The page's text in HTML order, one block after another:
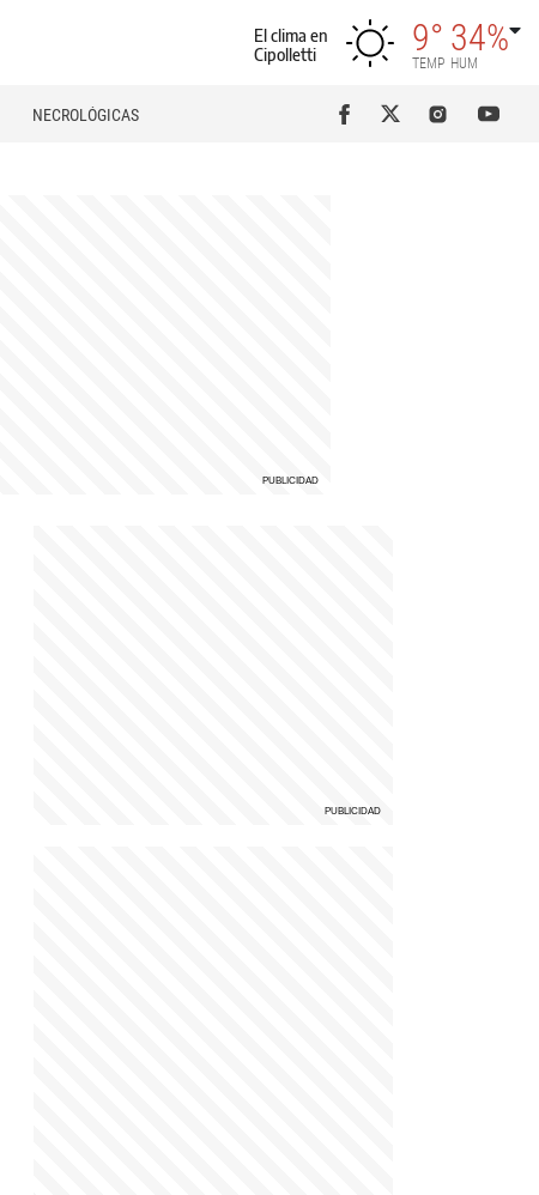
El clima en
Cipolletti
9°
TEMP
34%
HUM
NECROLÓGICAS